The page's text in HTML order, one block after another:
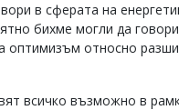
в сферата на
бихме могли да
оптимизъм относно
всичко възможно в